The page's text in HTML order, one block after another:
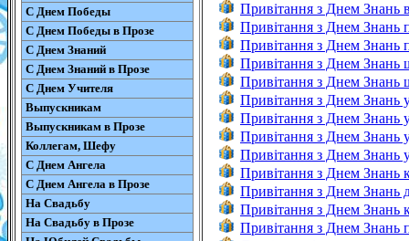
С Днем Победы
С Днем Победы в Прозе
С Днем Знаний
С Днем Знаний в Прозе
С Днем Учителя
Выпускникам
Выпускникам в Прозе
Коллегам, Шефу
С Днем Ангела
С Днем Ангела в Прозе
На Свадьбу
На Свадьбу в Прозе
Привітання з Днем Знань
Привітання з Днем Знань
Привітання з Днем Знань
Привітання з Днем Знань
Привітання з Днем Знань
Привітання з Днем Знань
Привітання з Днем Знань
Привітання з Днем Знань
Привітання з Днем Знань
Привітання з Днем Знань
Привітання з Днем Знань
Привітання з Днем Знань
Привітання з Днем Знань